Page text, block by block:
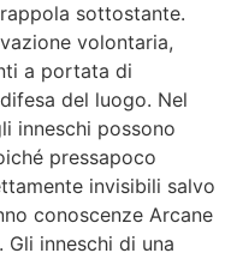
sottostante.
volontaria,
a portata di
del luogo. Nel
inneschi possono
pressapoco
invisibili salvo
conoscenze Arcane
inneschi di una